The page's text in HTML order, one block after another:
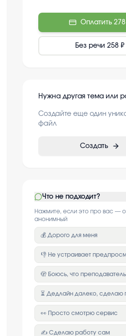
Оплатить
Без речи 258 ₽
Нужна другая тема или
Создайте еще один
файл
Создать
Что не подходит?
Нажмите, если это про вас —
анонимный
💰 Дорого для меня
👎 Не устраивает
🫣 Боюсь, что
⏳ Дедлайн далеко, сделаю
👀 Просто смотрю сервис
✍️ Сделаю работу сам